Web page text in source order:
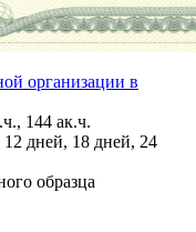
организации в
144 ак.ч.
дней, 18 дней, 24
образца